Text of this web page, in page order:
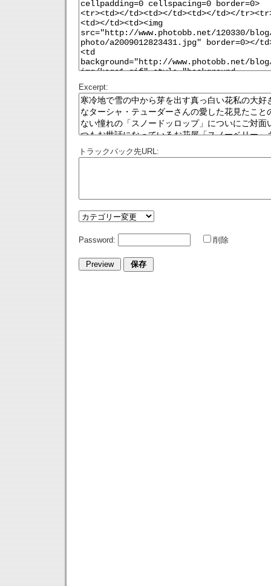
Excerpt:
トラックバック先URL:
Password: 削除